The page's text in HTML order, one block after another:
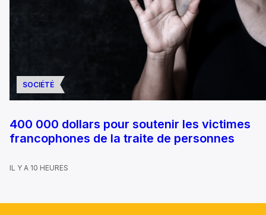
SOCIÉTÉ
400 000 dollars pour soutenir les victimes
francophones de la traite de personnes
IL Y A 10 HEURES